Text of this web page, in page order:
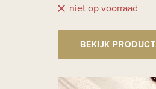
niet op voorraad
BEKIJK PRODUCT